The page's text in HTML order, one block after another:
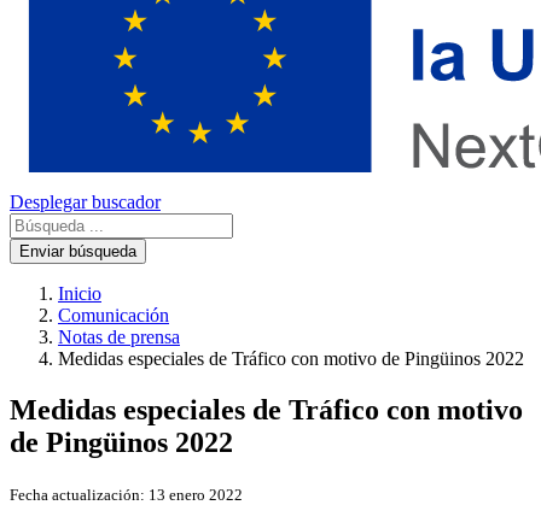
Desplegar buscador
Enviar búsqueda
Inicio
Comunicación
Notas de prensa
Medidas especiales de Tráfico con motivo de Pingüinos 2022
Medidas especiales de Tráfico con motivo
de Pingüinos 2022
Fecha actualización: 13 enero 2022